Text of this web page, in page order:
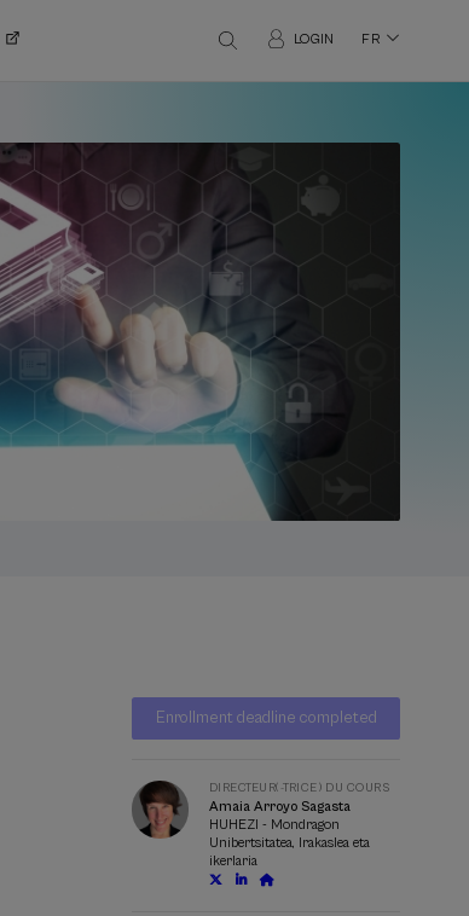
LOGIN FR
Date d'échéance
Liste
d'attente
Enrollment deadline completed
du
cours
DIRECTEUR(-TRICE) DU COURS
Amaia Arroyo Sagasta
HUHEZI - Mondragon
Unibertsitatea, Irakaslea eta
ikerlaria